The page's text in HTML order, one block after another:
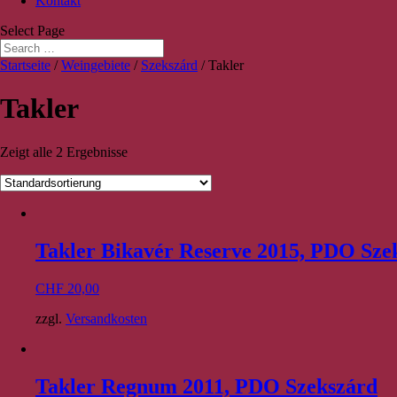
Select Page
Startseite /Weingebiete / Szekszárd / Takler
Takler
Zeigt alle 2 Ergebnisse
Takler Bikavér Reserve 2015, PDO
CHF 20,00
zzgl. Versandkosten
Takler Regnum 2011, PDO Szekszárd